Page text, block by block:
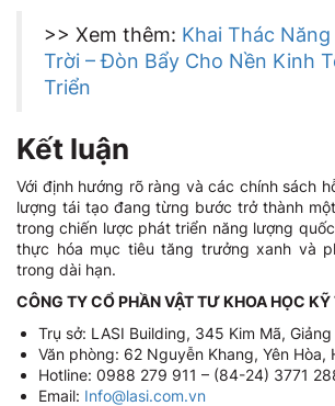
>> Xem thêm: Khai Thác
Trời – Đòn Bẩy Cho Nền Kinh
Triển
Kết luận
Với định hướng rõ ràng và các chính sách
lượng tái tạo đang từng bước trở thành
trong chiến lược phát triển năng lượng
thực hóa mục tiêu tăng trưởng xanh và
trong dài hạn.
CÔNG TY CỔ PHẦN VẬT TƯ KHOA HỌC KỸ
Trụ sở: LASI Building, 345 Kim Mã, Giảng
Văn phòng: 62 Nguyễn Khang, Yên Hòa,
Hotline: 0988 279 911 – (84-24) 3771
Email: Info@lasi.com.vn